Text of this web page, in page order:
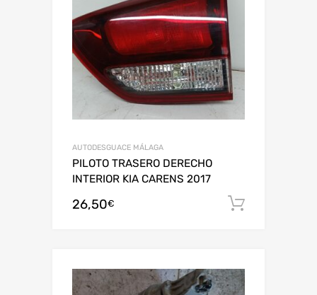
AUTODESGUACE MÁLAGA
PILOTO TRASERO DERECHO
INTERIOR KIA CARENS 2017
26,50€